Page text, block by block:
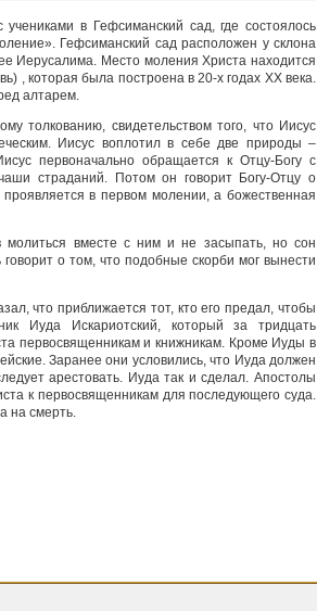
в Гефсиманский сад, где состоялось
Гефсиманский сад расположен у склона
Иерусалима. Место моления Христа находится
, которая была построена в 20-х годах XX века.
алтарем.
толкованию, свидетельством того, что Иисус
Иисус воплотил в себе две природы –
первоначально обращается к Отцу-Богу с
страданий. Потом он говорит Богу-Отцу о
в первом молении, а божественная
молиться вместе с ним и не засыпать, но сон
о том, что подобные скорби мог вынести
что приближается тот, кто его предал, чтобы
Иуда Искариотский, который за тридцать
первосвященникам и книжникам. Кроме Иуды в
Заранее они условились, что Иуда должен
арестовать. Иуда так и сделал. Апостолы
к первосвященникам для последующего суда.
на смерть.